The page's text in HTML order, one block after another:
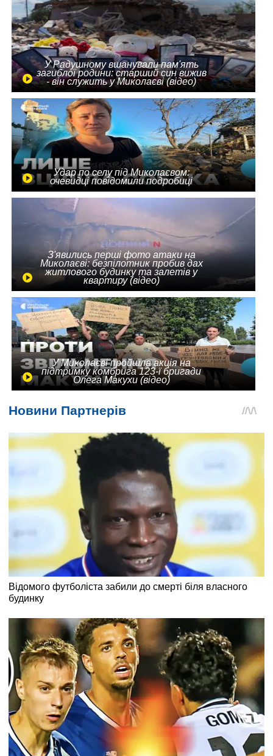
У Радушному вшанували пам'ять
загиблої родини: старший син вижив
- він служить у Миколаєві (відео)
Удар по селу під Миколаєвом:
очевидці повідомили подробиці
З'явились перші фото атаки на
Миколаєві: безпілотник пробив дах
житлового будинку та залетів у
квартиру (відео)
У Миколаєві пройшла акція на
підтримку комбрига 123-ї бригади
Олега Макухи (відео)